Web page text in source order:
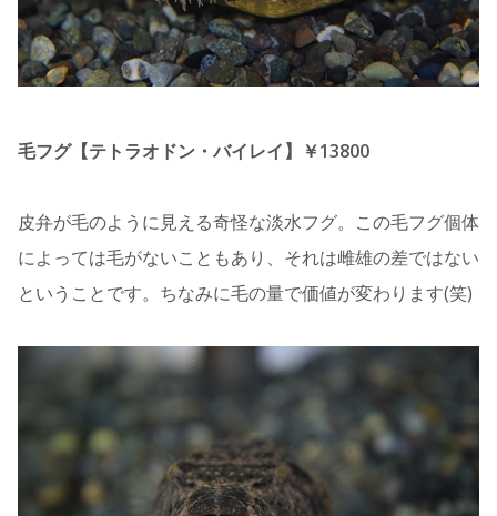
毛フグ【テトラオドン・バイレイ】￥13800
皮弁が毛のように見える奇怪な淡水フグ。この毛フグ個体
によっては毛がないこともあり、それは雌雄の差ではない
ということです。ちなみに毛の量で価値が変わります(笑)